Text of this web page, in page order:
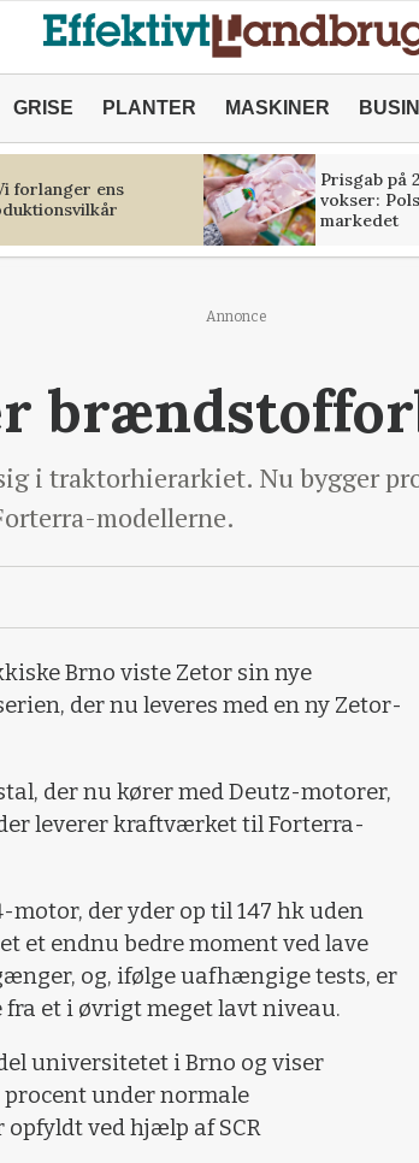
GRISE PLANTER MASKINER
forlanger ens
Prisgab på
vokser:
markedet
Annonce
i traktorhierarkiet. Nu bygger
modellerne.
Brno viste Zetor sin nye
der nu leveres med en ny Zetor-
der nu kører med Deutz-motorer,
leverer kraftværket til Forterra-
der yder op til 147 hk uden
et endnu bedre moment ved lave
og, ifølge uafhængige tests, er
et i øvrigt meget lavt niveau.
universitetet i Brno og viser
procent under normale
ved hjælp af SCR